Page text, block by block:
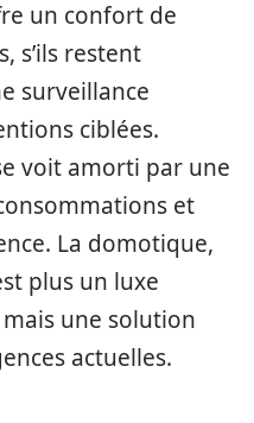
un confort de
s’ils restent
surveillance
ciblées.
voit amorti par une
et
La domotique,
plus un luxe
une solution
actuelles.